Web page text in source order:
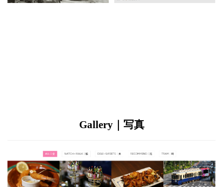
Gallery｜写真